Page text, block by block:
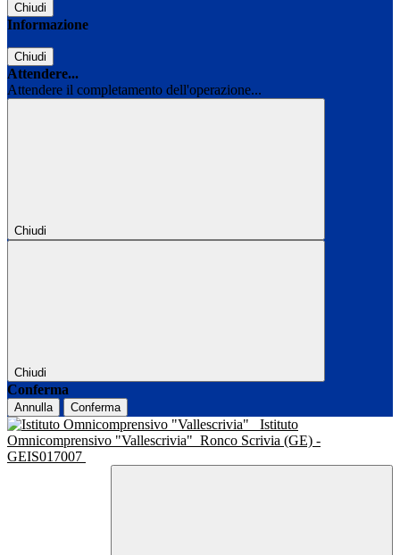
Chiudi
Informazione
Chiudi
Attendere...
Attendere il completamento dell'operazione...
Chiudi
Chiudi
Conferma
Annulla Conferma
Istituto
Omnicomprensivo "Vallescrivia" Ronco Scrivia (GE) -
GEIS017007